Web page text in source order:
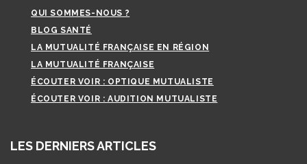
QUI SOMMES-NOUS ?
BLOG SANTÉ
LA MUTUALITÉ FRANÇAISE EN RÉGION
LA MUTUALITÉ FRANÇAISE
ÉCOUTER VOIR : OPTIQUE MUTUALISTE
ÉCOUTER VOIR : AUDITION MUTUALISTE
LES DERNIERS ARTICLES